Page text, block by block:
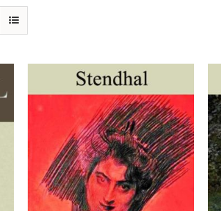
AJOUTER AU PANIER
/
DÉTAILS